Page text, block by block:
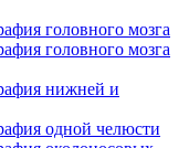
головного мозга
головного мозга
нижней и
одной челюсти